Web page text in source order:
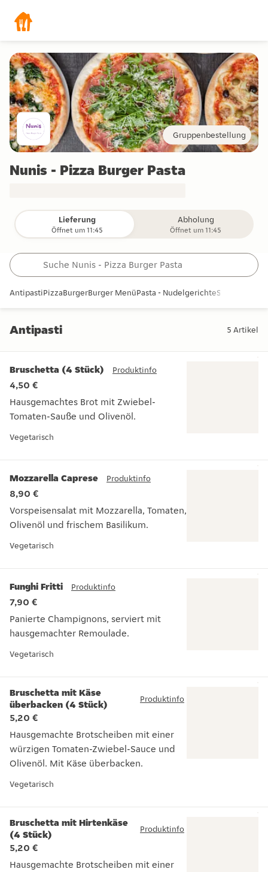
Gruppenbestellung
Nunis - Pizza Burger Pasta
Lieferung
Öffnet um 11:45
Abholung
Öffnet um 11:45
AntipastiPizzaBurgerBurger MenüPasta - NudelgerichteSnacks und
Antipasti
5 Artikel
Bruschetta (4 Stück) Produktinfo
4,50 €
Hausgemachtes Brot mit Zwiebel-
Tomaten-Sauße und Olivenöl.
Vegetarisch
Mozzarella Caprese Produktinfo
8,90 €
Vorspeisensalat mit Mozzarella, Tomaten,
Olivenöl und frischem Basilikum.
Vegetarisch
Funghi Fritti Produktinfo
7,90 €
Panierte Champignons, serviert mit
hausgemachter Remoulade.
Vegetarisch
Bruschetta mit Käse
überbacken (4 Stück)
Produktinfo
5,20 €
Hausgemachte Brotscheiben mit einer
würzigen Tomaten-Zwiebel-Sauce und
Olivenöl. Mit Käse überbacken.
Vegetarisch
Bruschetta mit Hirtenkäse
(4 Stück)
Produktinfo
5,20 €
Hausgemachte Brotscheiben mit einer